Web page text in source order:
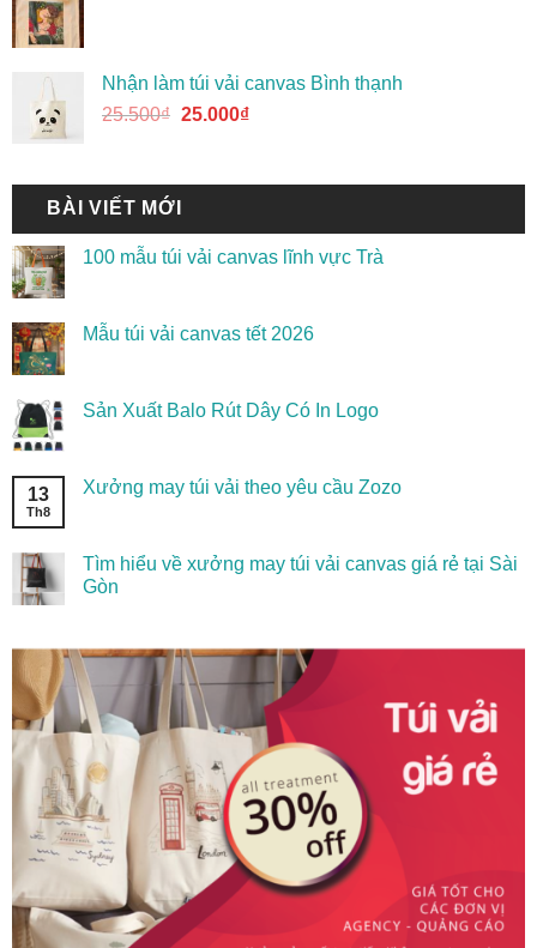
Nhận làm túi vải canvas Bình thạnh
25.500₫ 25.000₫
BÀI VIẾT MỚI
100 mẫu túi vải canvas lĩnh vực Trà
Mẫu túi vải canvas tết 2026
Sản Xuất Balo Rút Dây Có In Logo
13
Th8
Xưởng may túi vải theo yêu cầu Zozo
Tìm hiểu về xưởng may túi vải canvas giá rẻ tại Sài
Gòn